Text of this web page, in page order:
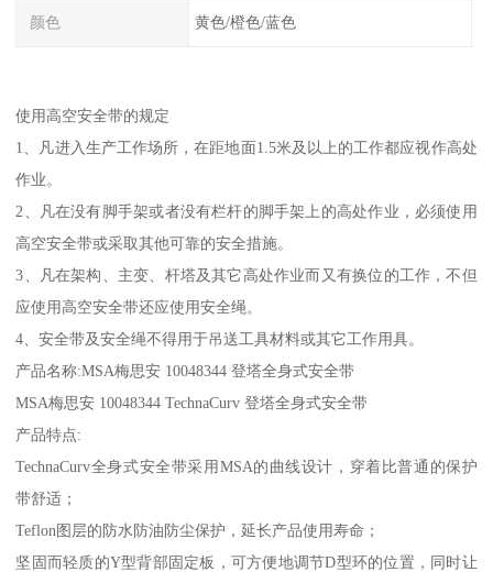
颜色 黄色/橙色/蓝色
使用高空安全带的规定
1、凡进入生产工作场所，在距地面1.5米及以上的工作都应视作高处
作业。
2、凡在没有脚手架或者没有栏杆的脚手架上的高处作业，必须使用
高空安全带或采取其他可靠的安全措施。
3、凡在架构、主变、杆塔及其它高处作业而又有换位的工作，不但
应使用高空安全带还应使用安全绳。
4、安全带及安全绳不得用于吊送工具材料或其它工作用具。
产品名称:MSA梅思安 10048344 登塔全身式安全带
MSA梅思安 10048344 TechnaCurv 登塔全身式安全带
产品特点:
TechnaCurv全身式安全带采用MSA的曲线设计，穿着比普通的保护
带舒适；
Teflon图层的防水防油防尘保护，延长产品使用寿命；
坚固而轻质的Y型背部固定板，可方便地调节D型环的位置，同时让